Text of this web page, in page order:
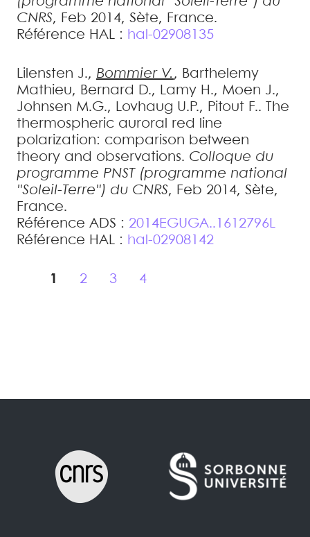
CNRS, Feb 2014, Sète, France.
Référence HAL : hal-02908135
Lilensten J., Bommier V., Barthelemy
Mathieu, Bernard D., Lamy H., Moen J.,
Johnsen M.G., Lovhaug U.P., Pitout F..
The
thermospheric auroral red line
polarization: comparison between
theory and observations. Colloque du
programme PNST (programme national
"Soleil-Terre") du CNRS, Feb 2014, Sète,
France.
Référence ADS : 2014EGUGA..1612796L
Référence HAL : hal-02908142
1 2 3 4